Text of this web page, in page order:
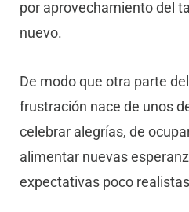
por aprovechamiento del
nuevo.
De modo que otra parte
frustración nace de unos
celebrar alegrías, de
alimentar nuevas
expectativas poco